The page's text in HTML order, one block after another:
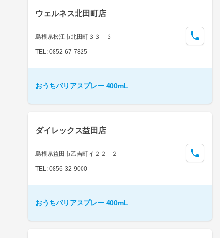
ウェルネス北田町店
島根県松江市北田町３３－３
TEL: 0852-67-7825
おうちバリアスプレー 400mL
ダイレックス益田店
島根県益田市乙吉町イ２２－２
TEL: 0856-32-9000
おうちバリアスプレー 400mL